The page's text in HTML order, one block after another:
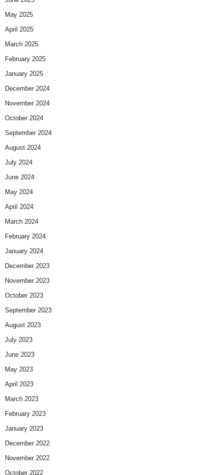
May 2025
April 2025
March 2025
February 2025
January 2025
December 2024
November 2024
October 2024
September 2024
August 2024
July 2024
June 2024
May 2024
April 2024
March 2024
February 2024
January 2024
December 2023
November 2023
October 2023
September 2023
August 2023
July 2023
June 2023
May 2023
April 2023
March 2023
February 2023
January 2023
December 2022
November 2022
October 2022